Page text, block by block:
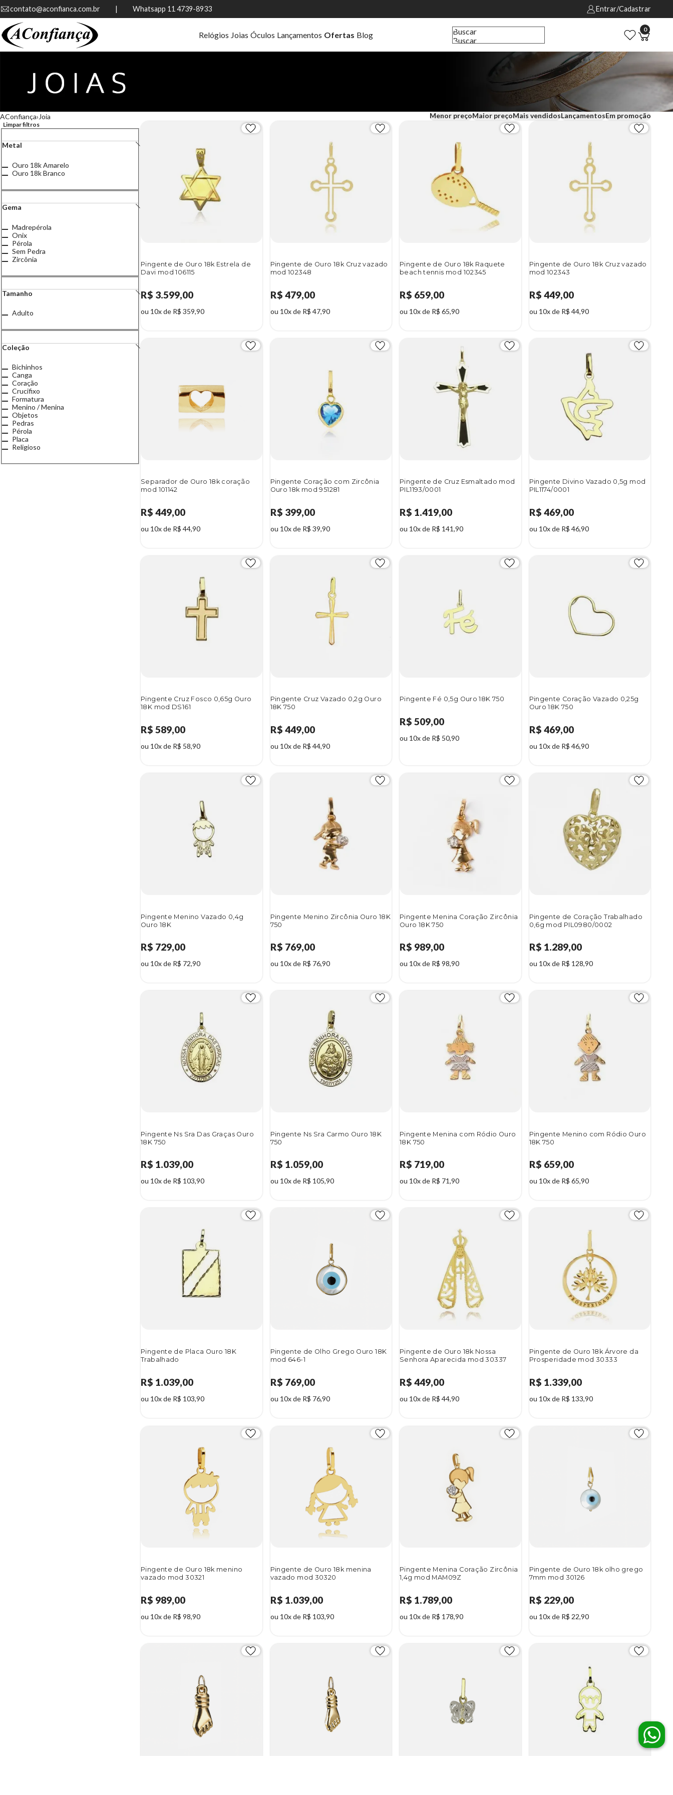
contato@aconfianca.com.br          |          Whatsapp 11 4739-8933 Entrar/Cadastrar
Relógios Joias Óculos Lançamentos Ofertas Blog
Buscar
Buscar
0
AConfiança Joia Menor preçoMaior preçoMais vendidosLançamentosEm promoção
Limpar filtros
Metal
Ouro 18k Amarelo
Ouro 18k Branco
Gema
Madrepérola
Onix
Pérola
Sem Pedra
Zircônia
Tamanho
Adulto
Coleção
Bichinhos
Canga
Coração
Crucifixo
Formatura
Menino / Menina
Objetos
Pedras
Pérola
Placa
Religioso
Pingente de Ouro 18k Estrela de
Davi mod 106115
R$ 3.599,00
ou 10x de R$ 359,90
Pingente de Ouro 18k Cruz vazado
mod 102348
R$ 479,00
ou 10x de R$ 47,90
Pingente de Ouro 18k Raquete
beach tennis mod 102345
R$ 659,00
ou 10x de R$ 65,90
Pingente de Ouro 18k Cruz vazado
mod 102343
R$ 449,00
ou 10x de R$ 44,90
Separador de Ouro 18k coração
mod 101142
R$ 449,00
ou 10x de R$ 44,90
Pingente Coração com Zircônia
Ouro 18k mod 951281
R$ 399,00
ou 10x de R$ 39,90
Pingente de Cruz Esmaltado mod
PIL1193/0001
R$ 1.419,00
ou 10x de R$ 141,90
Pingente Divino Vazado 0,5g mod
PIL1174/0001
R$ 469,00
ou 10x de R$ 46,90
Pingente Cruz Fosco 0,65g Ouro
18K mod DS161
R$ 589,00
ou 10x de R$ 58,90
Pingente Cruz Vazado 0,2g Ouro
18K 750
R$ 449,00
ou 10x de R$ 44,90
Pingente Fé 0,5g Ouro 18K 750
R$ 509,00
ou 10x de R$ 50,90
Pingente Coração Vazado 0,25g
Ouro 18K 750
R$ 469,00
ou 10x de R$ 46,90
Pingente Menino Vazado 0,4g
Ouro 18K
R$ 729,00
ou 10x de R$ 72,90
Pingente Menino Zircônia Ouro 18K
750
R$ 769,00
ou 10x de R$ 76,90
Pingente Menina Coração Zircônia
Ouro 18K 750
R$ 989,00
ou 10x de R$ 98,90
Pingente de Coração Trabalhado
0,6g mod PIL0980/0002
R$ 1.289,00
ou 10x de R$ 128,90
Pingente Ns Sra Das Graças Ouro
18K 750
R$ 1.039,00
ou 10x de R$ 103,90
Pingente Ns Sra Carmo Ouro 18K
750
R$ 1.059,00
ou 10x de R$ 105,90
Pingente Menina com Ródio Ouro
18K 750
R$ 719,00
ou 10x de R$ 71,90
Pingente Menino com Ródio Ouro
18K 750
R$ 659,00
ou 10x de R$ 65,90
Pingente de Placa Ouro 18K
Trabalhado
R$ 1.039,00
ou 10x de R$ 103,90
Pingente de Olho Grego Ouro 18K
mod 646-1
R$ 769,00
ou 10x de R$ 76,90
Pingente de Ouro 18k Nossa
Senhora Aparecida mod 30337
R$ 449,00
ou 10x de R$ 44,90
Pingente de Ouro 18k Árvore da
Prosperidade mod 30333
R$ 1.339,00
ou 10x de R$ 133,90
Pingente de Ouro 18k menino
vazado mod 30321
R$ 989,00
ou 10x de R$ 98,90
Pingente de Ouro 18k menina
vazado mod 30320
R$ 1.039,00
ou 10x de R$ 103,90
Pingente Menina Coração Zircônia
1,4g mod MAM09Z
R$ 1.789,00
ou 10x de R$ 178,90
Pingente de Ouro 18k olho grego
7mm mod 30126
R$ 229,00
ou 10x de R$ 22,90